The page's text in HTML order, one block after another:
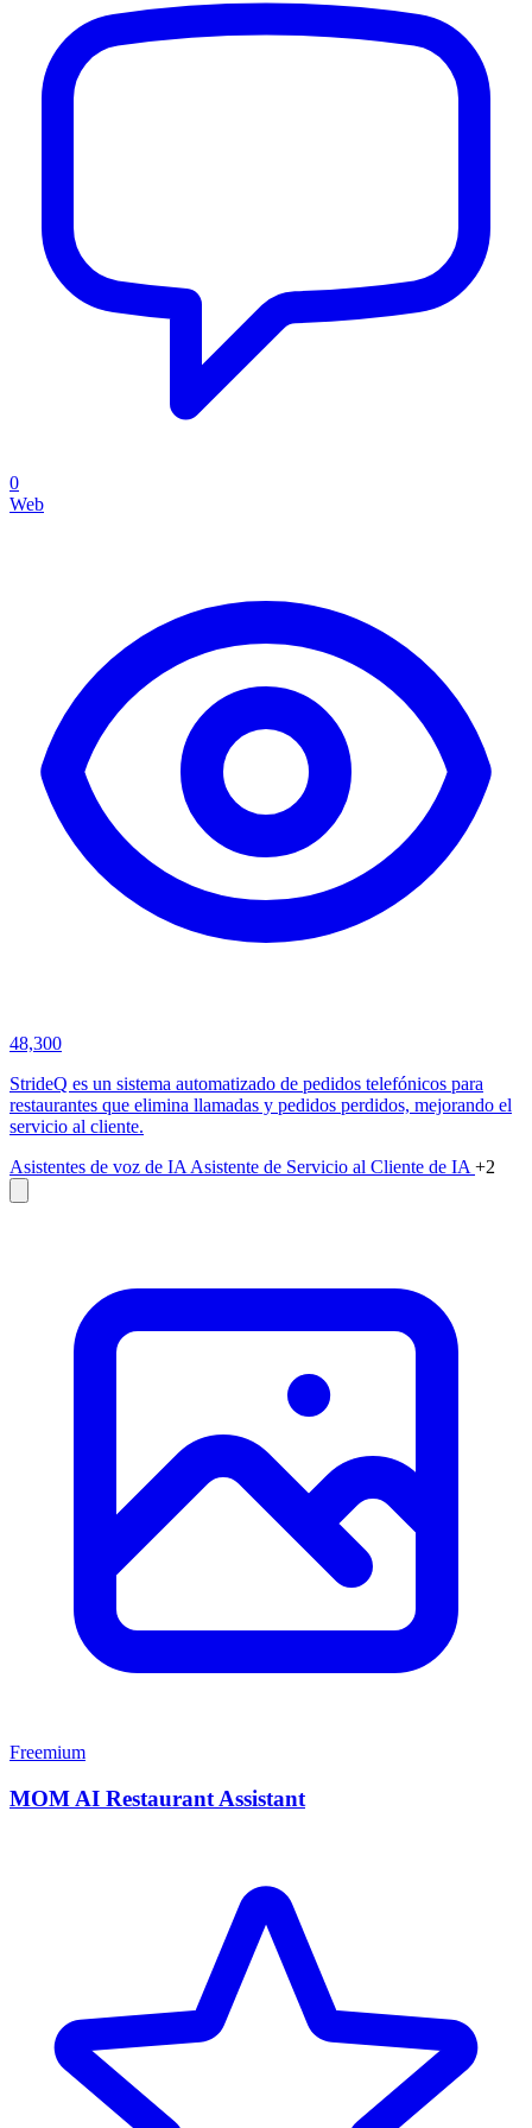
0
Web
48,300
StrideQ es un sistema automatizado de pedidos telefónicos para
restaurantes que elimina llamadas y pedidos perdidos, mejorando el
servicio al cliente.
Asistentes de voz de IA Asistente de Servicio al Cliente de IA +2
Freemium
MOM AI Restaurant Assistant